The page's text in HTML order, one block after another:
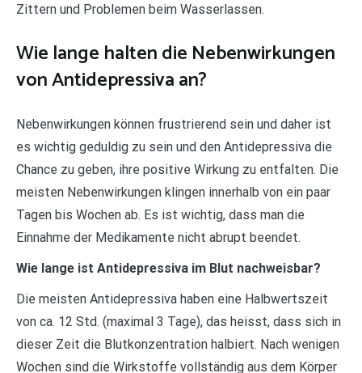
Zittern und Problemen beim Wasserlassen.
Wie lange halten die Nebenwirkungen
von Antidepressiva an?
Nebenwirkungen können frustrierend sein und daher ist
es wichtig geduldig zu sein und den Antidepressiva die
Chance zu geben, ihre positive Wirkung zu entfalten. Die
meisten Nebenwirkungen klingen innerhalb von ein paar
Tagen bis Wochen ab. Es ist wichtig, dass man die
Einnahme der Medikamente nicht abrupt beendet.
Wie lange ist Antidepressiva im Blut nachweisbar?
Die meisten Antidepressiva haben eine Halbwertszeit
von ca. 12 Std. (maximal 3 Tage), das heisst, dass sich in
dieser Zeit die Blutkonzentration halbiert. Nach wenigen
Wochen sind die Wirkstoffe vollständig aus dem Körper